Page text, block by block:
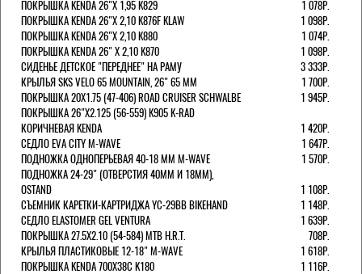
ПОКРЫШКА KENDA 26"Х 1,95 K829
1 078Р.
ПОКРЫШКА KENDA 26"Х 2,10 K876F KLAW
1 098Р.
ПОКРЫШКА KENDA 26"Х 2,10 K880
1 074Р.
ПОКРЫШКА KENDA 26" Х 2,10 K870
1 098Р.
СИДЕНЬЕ ДЕТСКОЕ "ПЕРЕДНЕЕ" НА РАМУ
3 333Р.
КРЫЛЬЯ SKS VELO 65 MOUNTAIN, 26" 65 ММ
1 700Р.
ПОКРЫШКА 20X1.75 (47-406) ROAD CRUISER SCHWALBE
1 945Р.
ПОКРЫШКА 26"Х2.125 (56-559) K905 K-RAD
КОРИЧНЕВАЯ KENDA
1 420Р.
СЕДЛО EVA CITY M-WAVE
1 647Р.
ПОДНОЖКА ОДНОПЕРЬЕВАЯ 40-18 ММ M-WAVE
1 570Р.
ПОДНОЖКА 24-29" (ОТВЕРСТИЯ 40ММ И 18ММ),
OSTAND
1 108Р.
СЪЕМНИК КАРЕТКИ-КАРТРИДЖА YC-29BB BIKEHAND
1 148Р.
СЕДЛО ELASTOMER GEL VENTURA
1 639Р.
ПОКРЫШКА 27.5X2.10 (54-584) MTB H.R.T.
708Р.
КРЫЛЬЯ ПЛАСТИКОВЫЕ 12-18" M-WAVE
1 618Р.
ПОКРЫШКА KENDA 700Х38С K180
1 116Р.